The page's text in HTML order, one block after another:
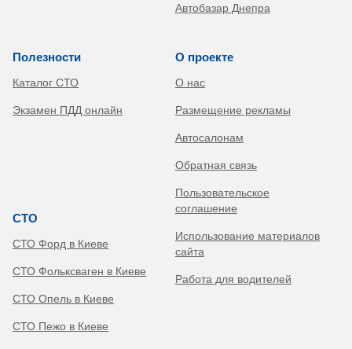
Автобазар Днепра
Полезности
Каталог СТО
Экзамен ПДД онлайн
СТО
СТО Форд в Киеве
СТО Фольксваген в Киеве
СТО Опель в Киеве
СТО Пежо в Киеве
О проекте
О нас
Размещение рекламы
Автосалонам
Обратная связь
Пользовательское
соглашение
Использование материалов
сайта
Работа для водителей